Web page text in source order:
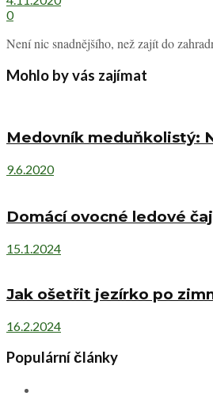
0
Není nic snadnějšího, než zajít do
Mohlo by vás zajímat
Medovník meduňkolistý:
9.6.2020
Domácí ovocné ledové
15.1.2024
Jak ošetřit jezírko po
16.2.2024
Populární články